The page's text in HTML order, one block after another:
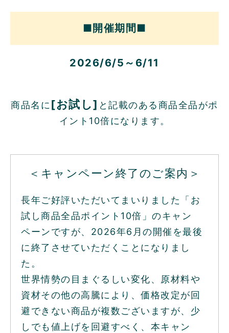
■開催期間■
2026/6/5～6/11
商品名に[お試し] と記載のある商品全品がポ
イント10倍になります。
＜キャンペーン終了のご案内＞
長年ご好評いただいてまいりました「お
試し商品全品ポイント10倍」のキャン
ペーンですが、2026年6月の開催を最後
に終了させていただくことになりまし
た。
世界情勢の目まぐるしい変化、原材料や
資材その他の高騰により、価格改定が回
避できない商品が複数ございますが、少
しでも値上げを回避すべく、本キャン